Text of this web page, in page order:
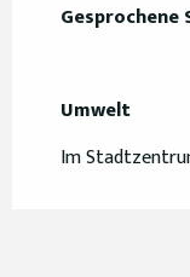
Gesprochene
Gesprochene
Umwelt
Umwelt
Im